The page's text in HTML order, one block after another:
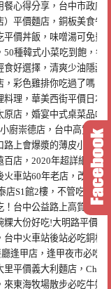
餐心得分享，台中市政
）平價麵店，銅板美食
平價丼飯，味噌湯可免
50種韓式小菜吃到飽，
食好選擇，清爽少油隱
，彩色雞排你吃過了嗎
料理，華美西街平價日
原店，婚宴中式桌菜品
廚崇德店，台中高質
路上會爆漿的薄皮小籠
百店，2020年超詳細菜
火車站60年老店，改走
店S1館2樓，不管吃幾
！台中公益路上高質感
粿大份好吃!大明路平價
台中火車站後站必吃銅
廳逢甲店，逢甲夜市必
里平價義大利麵店，
來東海牧場散步必吃牛奶